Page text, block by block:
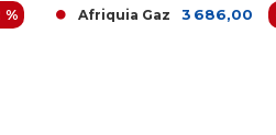
Gaz 3 686,00 -0,38 %